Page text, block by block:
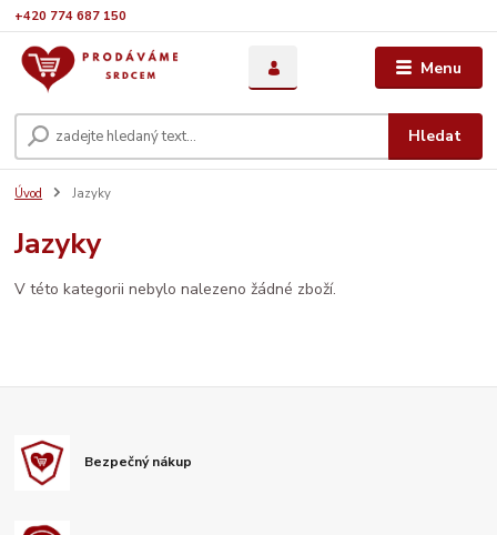
Menu
Hledat
+420 774 687 150
Úvod Jazyky
Jazyky
V této kategorii nebylo nalezeno žádné zboží.
Bezpečný nákup